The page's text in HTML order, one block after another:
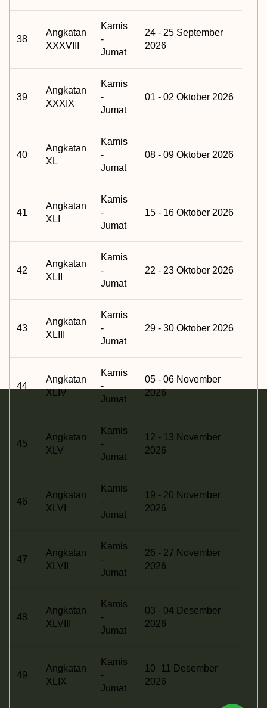
38
Angkatan
XXXVIII
Kamis
-
Jumat
24 - 25 September
2026
39
Angkatan
XXXIX
Kamis
-
Jumat
01 - 02 Oktober 2026
40
Angkatan
XL
Kamis
-
Jumat
08 - 09 Oktober 2026
41
Angkatan
XLI
Kamis
-
Jumat
15 - 16 Oktober 2026
42
Angkatan
XLII
Kamis
-
Jumat
22 - 23 Oktober 2026
43
Angkatan
XLIII
Kamis
-
Jumat
29 - 30 Oktober 2026
44
Angkatan
XLIV
Kamis
-
Jumat
05 - 06 November
2026
45
Angkatan
XLV
Kamis
-
Jumat
12 - 13 November
2026
46
Angkatan
XLVI
Kamis
-
Jumat
19 - 20 November
2026
47
Angkatan
XLVII
Kamis
-
Jumat
26 - 27 November
2026
48
Angkatan
XLVIII
Kamis
-
Jumat
03 - 04 Desember
2026
49
Angkatan
XLIX
Kamis
-
Jumat
10 -11 Desember
2026